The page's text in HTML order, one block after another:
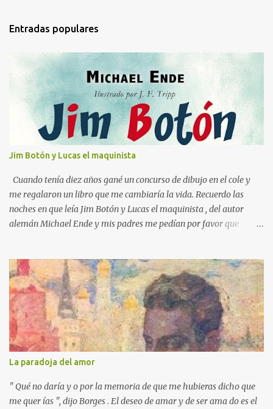
e
s
Entradas populares
Jim Botón y Lucas el maquinista
Cuando tenía diez años gané un concurso de dibujo en el cole y
me regalaron un libro que me cambiaría la vida. Recuerdo las
noches en que leía Jim Botón y Lucas el maquinista , del autor
alemán Michael Ende y mis padres me pedían por favor que
Y no podía dejar a Jim Botón y su amigo Lucas a las puertas de la
Ciudad de los Dragones para rescatar a la Princesa china Li Si.
Ende es un maestro capaz de crear un universo de fantasía,
poblado por seres sorprendentes y lugares extraordinarios. Desde
el "gigante-aparente" Tur Tur hasta la extraña isla flotante, cada
página de esta gran novela está impregnada de una imaginación
desbordante. Además, la obra aborda temas universales como la
amistad, la justicia y la libertad. Por ejemplo, hay un momento en
que los bonzos chinos condenan a Jim y a Lucas por no tener
documentos (en una crítica social al p...
La paradoja del amor
" Qué no daría y o por la memoria de que me hubieras dicho que
me quer ías ", dijo Borges . El deseo de amar y de ser ama do es el